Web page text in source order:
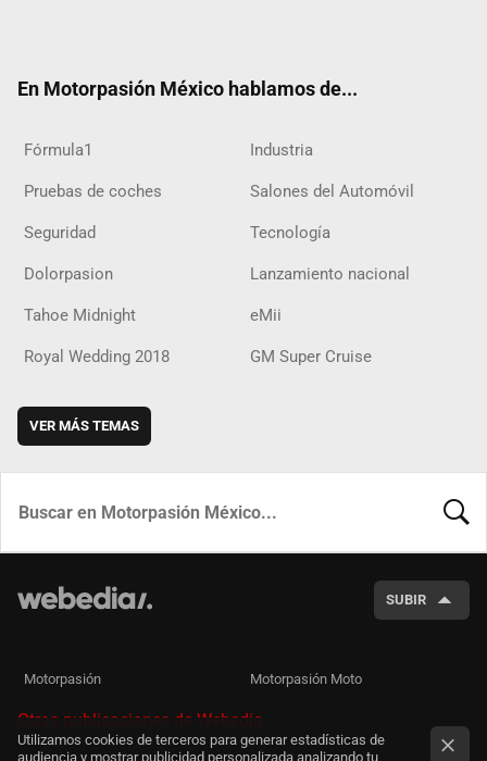
En Motorpasión México hablamos de...
Fórmula1 Industria
Pruebas de coches Salones del Automóvil
Seguridad Tecnología
Dolorpasion Lanzamiento nacional
Tahoe Midnight eMii
Royal Wedding 2018 GM Super Cruise
VER MÁS TEMAS
SUBIR
Motorpasión Motorpasión Moto
Otras publicaciones de Webedia
Utilizamos cookies de terceros para generar estadísticas de
audiencia y mostrar publicidad personalizada analizando tu